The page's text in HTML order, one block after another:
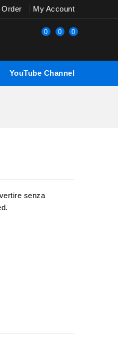
My Account
0 0 0
YouTube Channel
senza